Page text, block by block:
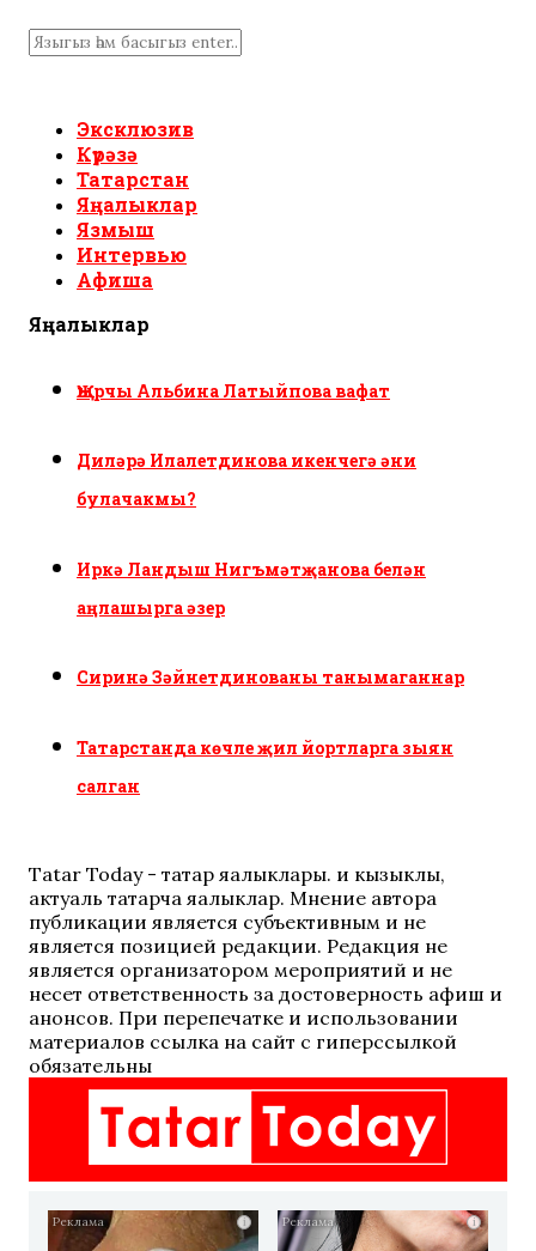
Эксклюзив
Күрәзә
Татарстан
Яңалыклар
Язмыш
Интервью
Афиша
Яңалыклар
Җырчы Альбина Латыйпова вафат
Диләрә Илалетдинова икенчегә әни
булачакмы?
Иркә Ландыш Нигъмәтҗанова белән
аңлашырга әзер
Сиринә Зәйнетдинованы танымаганнар
Татарстанда көчле җил йортларга зыян
салган
Tatar Today - татар яңалыклары. иң кызыклы,
актуаль татарча яңалыклар. Мнение автора
публикации является субъективным и не
является позицией редакции. Редакция не
является организатором мероприятий и не
несет ответственность за достоверность афиш и
анонсов. При перепечатке и использовании
материалов ссылка на сайт с гиперссылкой
обязательны
i i